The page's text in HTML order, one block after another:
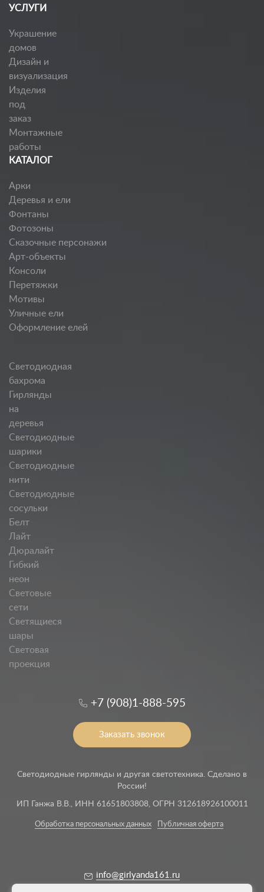
УСЛУГИ
Украшение
домов
Дизайн и
визуализация
Изделия
под
заказ
Монтажные
работы
КАТАЛОГ
Арки
Деревья и ели
Фонтаны
Фотозоны
Сказочные персонажи
Арт-объекты
Консоли
Перетяжки
Мотивы
Уличные ели
Оформление елей
Светодиодная
бахрома
Гирлянды
на
деревья
Светодиодные
шарики
Светодиодные
нити
Светодиодные
сосульки
Белт
Лайт
Дюралайт
Гибкий
неон
Световые
сети
Светящиеся
шары
Световая
проекция
+7 (908)1-888-595
Заказать звонок
Светодиодные гирлянды и другая светотехника. Сделано в
России!
ИП Ганжа В.В., ИНН 61651803808, ОГРН 312618926100011
Обработка персональных данных Публичная оферта
info@girlyanda161.ru